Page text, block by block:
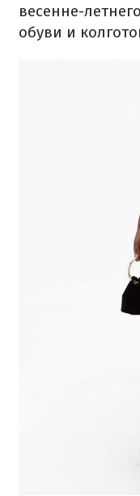
весенне-
обуви и